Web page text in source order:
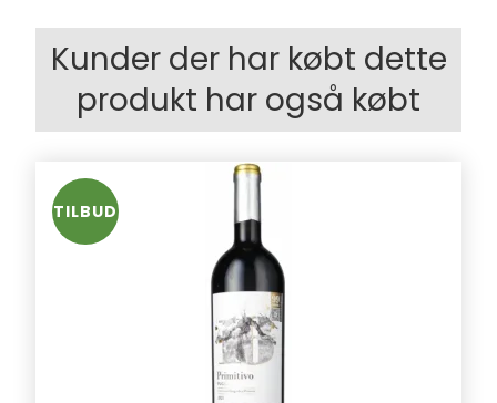
Kunder der har købt dette
produkt har også købt
TILBUD